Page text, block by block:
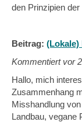
den Prinzipien
Beitrag: (Lokale)
Kommentiert vor
Hallo, mich
Zusammenhang
Misshandlung
Landbau, vegane